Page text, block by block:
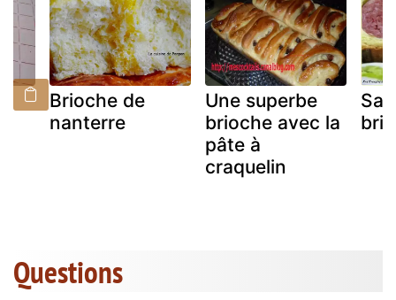
Brioche de
nanterre
Une superbe
brioche avec la
pâte à
craquelin
Questions